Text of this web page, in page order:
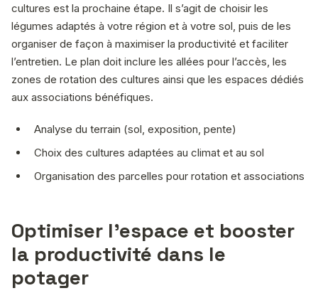
cultures est la prochaine étape. Il s’agit de choisir les
légumes adaptés à votre région et à votre sol, puis de les
organiser de façon à maximiser la productivité et faciliter
l’entretien. Le plan doit inclure les allées pour l’accès, les
zones de rotation des cultures ainsi que les espaces dédiés
aux associations bénéfiques.
Analyse du terrain (sol, exposition, pente)
Choix des cultures adaptées au climat et au sol
Organisation des parcelles pour rotation et associations
Optimiser l’espace et booster
la productivité dans le
potager